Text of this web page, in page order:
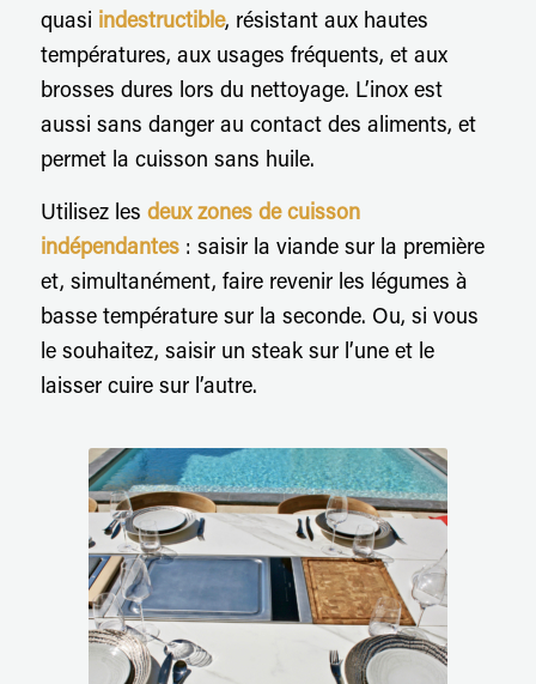
quasi indestructible, résistant aux hautes
températures, aux usages fréquents, et aux
brosses dures lors du nettoyage. L’inox est
aussi sans danger au contact des aliments, et
permet la cuisson sans huile.
Utilisez les deux zones de cuisson
indépendantes: saisir la viande sur la première
et, simultanément, faire revenir les légumes à
basse température sur la seconde. Ou, si vous
le souhaitez, saisir un steak sur l’une et le
laisser cuire sur l’autre.